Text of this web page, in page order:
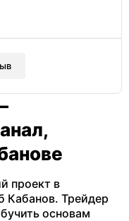
проект в
Кабанов. Трейдер
основам